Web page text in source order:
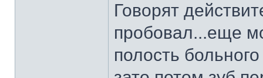
Говорят
пробовал...еще
полость